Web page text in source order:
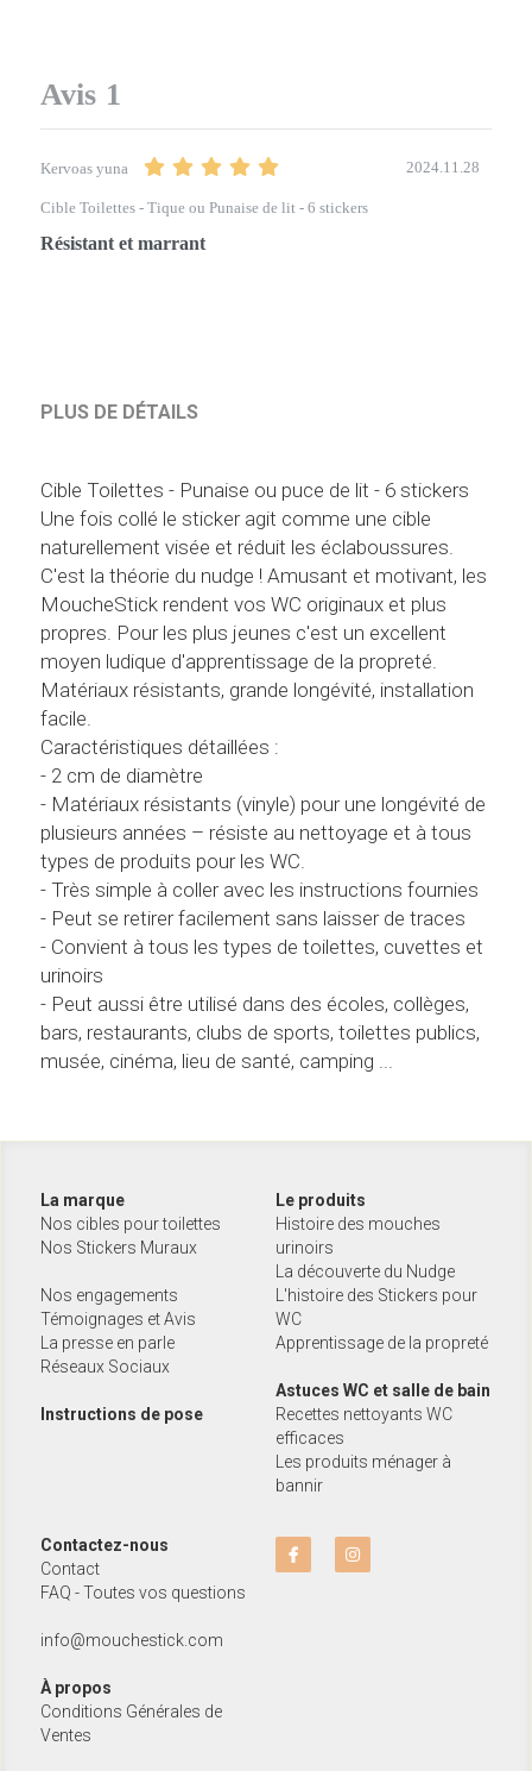
Avis 1
Kervoas yuna 2024.11.28
Cible Toilettes - Tique ou Punaise de lit - 6 stickers
Résistant et marrant
PLUS DE DÉTAILS
Cible Toilettes - Punaise ou puce de lit - 6 stickers
Une fois collé le sticker agit comme une cible
naturellement visée et réduit les éclaboussures.
C'est la théorie du nudge ! Amusant et motivant, les
MoucheStick rendent vos WC originaux et plus
propres. Pour les plus jeunes c'est un excellent
moyen ludique d'apprentissage de la propreté.
Matériaux résistants, grande longévité, installation
facile.
Caractéristiques détaillées :
- 2 cm de diamètre
- Matériaux résistants (vinyle) pour une longévité de
plusieurs années – résiste au nettoyage et à tous
types de produits pour les WC.
- Très simple à coller avec les instructions fournies
- Peut se retirer facilement sans laisser de traces
- Convient à tous les types de toilettes, cuvettes et
urinoirs
- Peut aussi être utilisé dans des écoles, collèges,
bars, restaurants, clubs de sports, toilettes publics,
musée, cinéma, lieu de santé, camping ...
La marque
Nos cibles pour toilettes
Nos Stickers Muraux
Nos engagements
Témoignages et Avis
La presse en parle
Réseaux Sociaux
Instructions de pose
Le produits
Histoire des mouches
urinoirs
La découverte du Nudge
L'histoire des Stickers pour
WC
Apprentissage de la propreté
Astuces WC et salle de bain
Recettes nettoyants WC
efficaces
Les produits ménager à
bannir
Contactez-nous
Contact
FAQ - Toutes vos questions
info@mouchestick.com
À propos
Conditions Générales de
Ventes